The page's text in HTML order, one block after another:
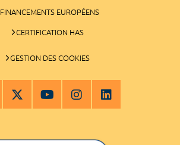
FINANCEMENTS EUROPÉENS
CERTIFICATION HAS
GESTION DES COOKIES